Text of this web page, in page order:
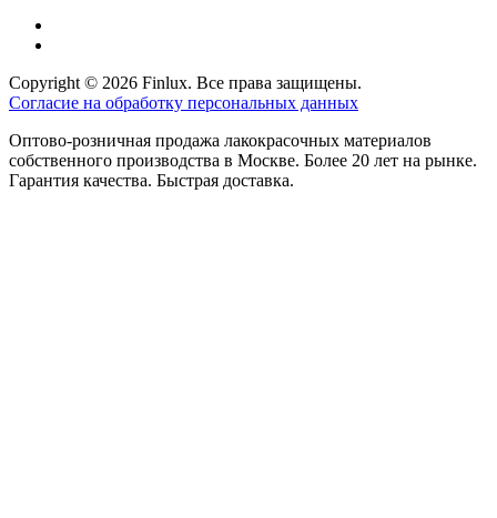
Copyright © 2026 Finlux. Все права защищены.
Согласие на обработку персональных данных
Оптово-розничная продажа лакокрасочных материалов
собственного производства в Москве. Более 20 лет на рынке.
Гарантия качества. Быстрая доставка.